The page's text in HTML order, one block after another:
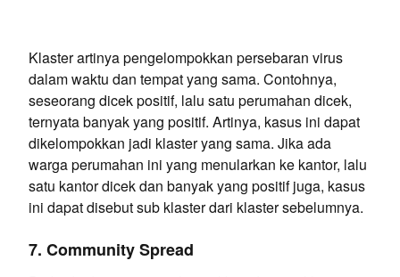
Klaster artinya pengelompokkan persebaran virus
dalam waktu dan tempat yang sama. Contohnya,
seseorang dicek positif, lalu satu perumahan dicek,
ternyata banyak yang positif. Artinya, kasus ini dapat
dikelompokkan jadi klaster yang sama. Jika ada
warga perumahan ini yang menularkan ke kantor, lalu
satu kantor dicek dan banyak yang positif juga, kasus
ini dapat disebut sub klaster dari klaster sebelumnya.
7. Community Spread